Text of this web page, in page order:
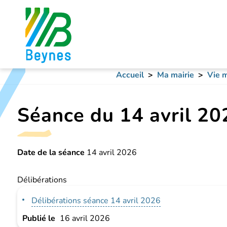
Accueil Ma mairie Vie
Séance du 14 avril
Date de la séance 14 avril 2026
Délibérations
Délibérations séance 14 avril 2026
Publié le 16 avril 2026